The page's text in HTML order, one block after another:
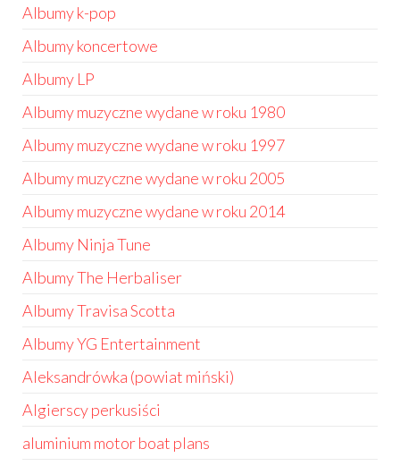
Albumy k-pop
Albumy koncertowe
Albumy LP
Albumy muzyczne wydane w roku 1980
Albumy muzyczne wydane w roku 1997
Albumy muzyczne wydane w roku 2005
Albumy muzyczne wydane w roku 2014
Albumy Ninja Tune
Albumy The Herbaliser
Albumy Travisa Scotta
Albumy YG Entertainment
Aleksandrówka (powiat miński)
Algierscy perkusiści
aluminium motor boat plans